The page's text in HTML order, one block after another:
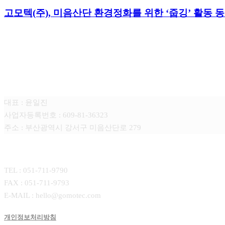
고모텍(주), 미음산단 환경정화를 위한 ‘줍깅’ 활동
대표 : 윤일진
사업자등록번호 : 609-81-36323
주소 : 부산광역시 강서구 미음산단로 279
TEL : 051-711-9790
FAX : 051-711-9793
E-MAIL : hello@gomotec.com
개인정보처리방침